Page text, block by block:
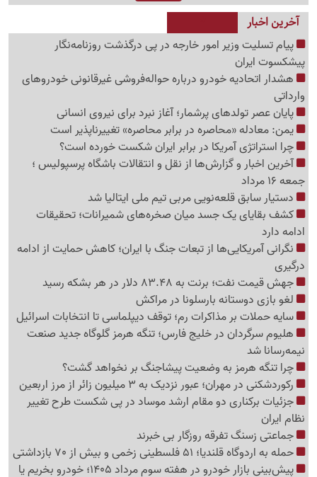
آخرین اخبار
پیام تسلیت وزیر امور خارجه در پی درگذشت روزنامه‌نگار
پیشکسوت ایران
هشدار اتحادیه خودرو درباره حواله‌فروشی غیرقانونی خودروهای
وارداتی
پایان عصر تولدهای پرشمار؛ آغاز نبرد برای نیروی انسانی
یمن: معادله «محاصره در برابر محاصره» تغییرناپذیر است
چرا استراتژی آمریکا در برابر ایران شکست خورده است؟
آخرین اخبار و گزارش‌ها از نقل و انتقالات باشگاه پرسپولیس ؛
جمعه 16 مرداد
دستیار سابق قلعه‌نویی مربی تیم ملی ایتالیا شد
کشف بقایای یک جسد میان صخره‌های شمیرانات؛ تحقیقات
ادامه دارد
نگرانی آمریکایی‌ها از تبعات جنگ با ایران؛ کاهش حمایت از ادامه
درگیری
جهش قیمت نفت؛ برنت به 83.48 دلار در هر بشکه رسید
لغو بازی دوستانه بارسلونا در مراکش
سایه حملات بر مذاکرات رم؛ توقف دیپلماسی تا انتخابات اسرائیل
هلیوم سرگردان در خلیج فارس؛ تنگه هرمز گلوگاه جدید صنعت
نیمه‌رسانا شد
چرا تنگه هرمز به وضعیت پیشاجنگ بر نخواهد گشت؟
رکوردشکنی در مهران؛ عبور نزدیک به 3 میلیون زائر از مرز اربعین
جزئیات برکناری دو مقام ارشد موساد در پی شکست طرح تغییر
نظام ایران
جماعتی زسنگ تفرقه روزگار بی خبرند
حمله به اردوگاه قلندیا؛ 51 فلسطینی زخمی و بیش از 70 بازداشتی
پیش‌بینی بازار خودرو در هفته سوم مرداد 1405؛ خودرو بخریم یا